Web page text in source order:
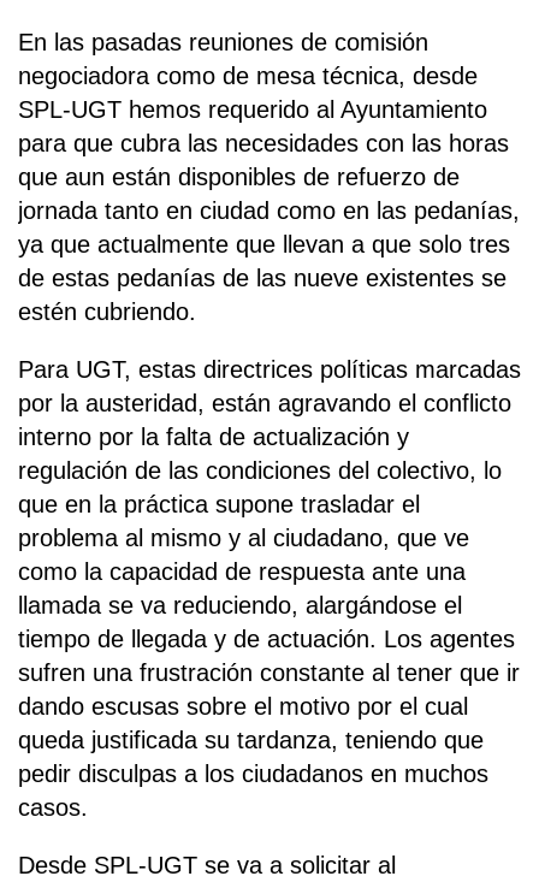
En las pasadas reuniones de comisión
negociadora como de mesa técnica, desde
SPL-UGT hemos requerido al Ayuntamiento
para que cubra las necesidades con las horas
que aun están disponibles de refuerzo de
jornada tanto en ciudad como en las pedanías,
ya que actualmente que llevan a que solo tres
de estas pedanías de las nueve existentes se
estén cubriendo.
Para UGT, estas directrices políticas marcadas
por la austeridad, están agravando el conflicto
interno por la falta de actualización y
regulación de las condiciones del colectivo, lo
que en la práctica supone trasladar el
problema al mismo y al ciudadano, que ve
como la capacidad de respuesta ante una
llamada se va reduciendo, alargándose el
tiempo de llegada y de actuación. Los agentes
sufren una frustración constante al tener que ir
dando escusas sobre el motivo por el cual
queda justificada su tardanza, teniendo que
pedir disculpas a los ciudadanos en muchos
casos.
Desde SPL-UGT se va a solicitar al